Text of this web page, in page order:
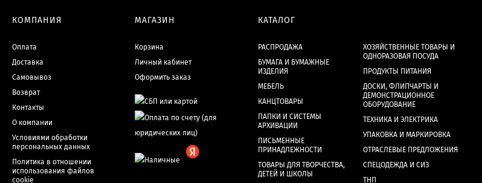
КОМПАНИЯ
Оплата
Доставка
Самовывоз
Возврат
Контакты
О компании
Условиями обработки
персональных данных
Политика в отношении
использования файлов
cookie
МАГАЗИН
Корзина
Личный кабинет
Оформить заказ
КАТАЛОГ
РАСПРОДАЖА
БУМАГА И БУМАЖНЫЕ
ИЗДЕЛИЯ
МЕБЕЛЬ
КАНЦТОВАРЫ
ПАПКИ И СИСТЕМЫ
АРХИВАЦИИ
ПИСЬМЕННЫЕ
ПРИНАДЛЕЖНОСТИ
ТОВАРЫ ДЛЯ ТВОРЧЕСТВА,
ДЕТЕЙ И ШКОЛЫ
ХОЗЯЙСТВЕННЫЕ ТОВАРЫ И
ОДНОРАЗОВАЯ ПОСУДА
ПРОДУКТЫ ПИТАНИЯ
ДОСКИ, ФЛИПЧАРТЫ И
ДЕМОНСТРАЦИОННОЕ
ОБОРУДОВАНИЕ
ТЕХНИКА И ЭЛЕКТРИКА
УПАКОВКА И МАРКИРОВКА
ОТРАСЛЕВЫЕ ПРЕДЛОЖЕНИЯ
СПЕЦОДЕЖДА И СИЗ
ТНП